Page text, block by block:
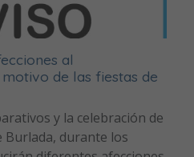
al
de las fiestas de
y la celebración de
Burlada, durante los